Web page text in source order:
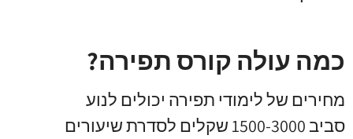
כמה עולה קורס תפירה?
מחירים של לימודי תפירה יכולים לנוע
סביב 1500-3000 שקלים לסדרת שיעורים